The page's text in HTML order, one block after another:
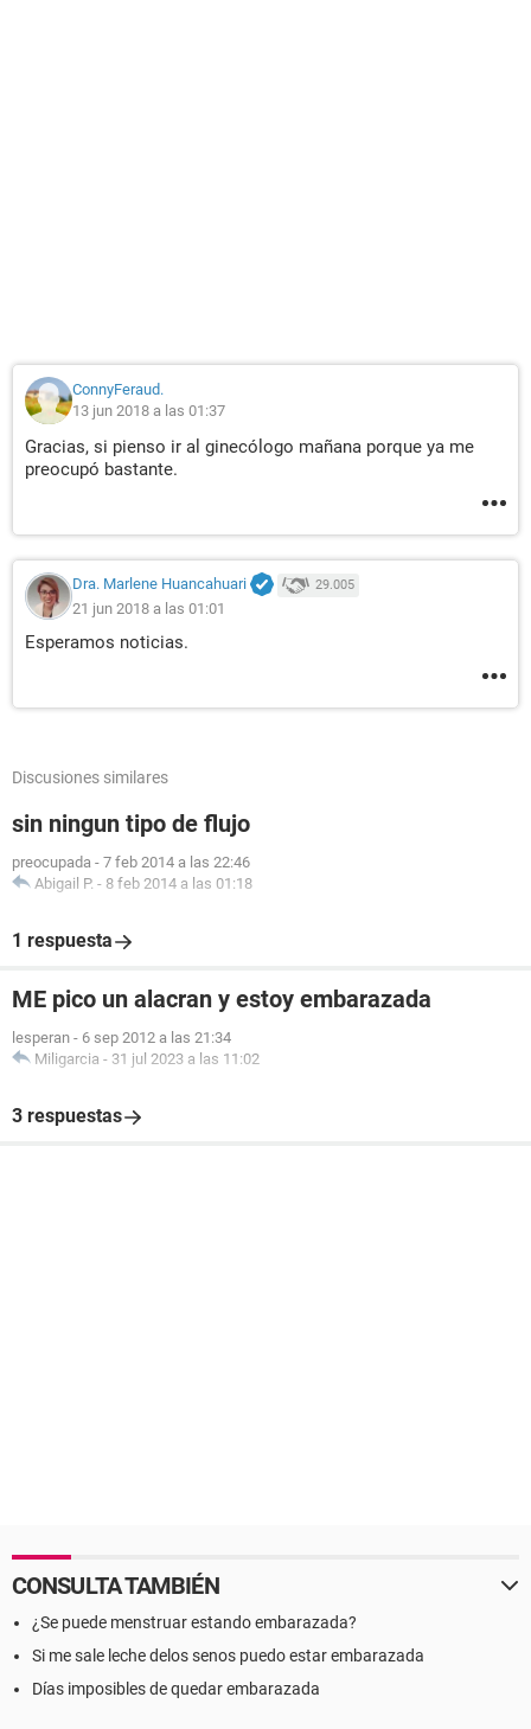
ConnyFeraud.
13 jun 2018 a las 01:37
Gracias, si pienso ir al ginecólogo mañana porque ya me
preocupó bastante.
Dra. Marlene Huancahuari 29.005
21 jun 2018 a las 01:01
Esperamos noticias.
Discusiones similares
sin ningun tipo de flujo
preocupada - 7 feb 2014 a las 22:46
Abigail P. - 8 feb 2014 a las 01:18
1 respuesta
ME pico un alacran y estoy embarazada
lesperan - 6 sep 2012 a las 21:34
Miligarcia - 31 jul 2023 a las 11:02
3 respuestas
CONSULTA TAMBIÉN
¿Se puede menstruar estando embarazada?
Si me sale leche delos senos puedo estar embarazada
Días imposibles de quedar embarazada